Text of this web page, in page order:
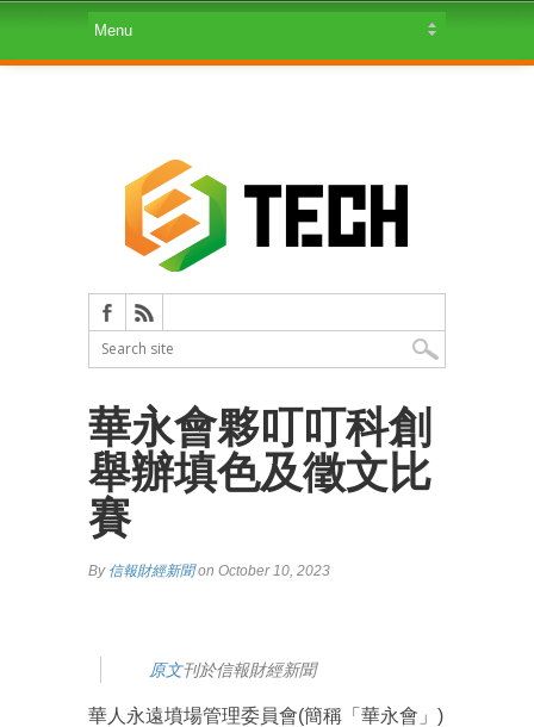
華永會夥叮叮科創
舉辦填色及徵文比
賽
By 信報財經新聞on October 10, 2023
原文刊於信報財經新聞
華人永遠墳場管理委員會(簡稱「華永會」)